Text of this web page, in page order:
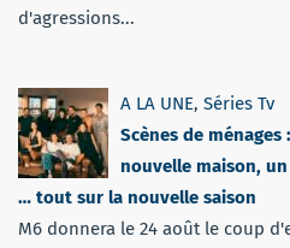
d'agressions...
A LA UNE, Séries Tv
Scènes de
nouvelle maison,
… tout sur la nouvelle saison
M6 donnera le 24 août le coup